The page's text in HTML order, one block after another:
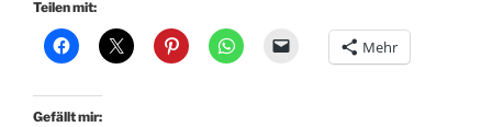
Teilen mit:
Mehr
Gefällt mir: